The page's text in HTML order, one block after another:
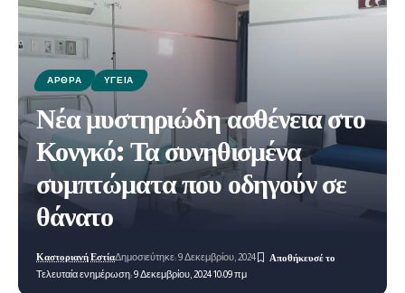
ΆΡΘΡΑ ΥΓΕΊΑ
Νέα μυστηριώδη ασθένεια στο
Κονγκό: Τα συνηθισμένα
συμπτώματα που οδηγούν σε
θάνατο
Τελευταία ενημέρωση: 9 Δεκεμβρίου, 2024 10:09 πμ
Καστοριανή ΕστίαΔημοσιεύτηκε: 9 Δεκεμβρίου, 2024